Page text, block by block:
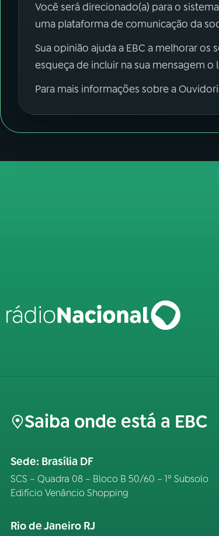
Você será direcionado(a) para o
uma plataforma de comunicação da
Sua opinião ajuda a EBC a melhorar
esqueça de incluir na sua mensagem
Para mais informações sobre a
Saiba onde está a EBC
Sede: Brasília DF
SCS – Quadra 08 – Bloco B 50/60 – 1º Subsolo
Edifício Venâncio Shopping
Rio de Janeiro RJ